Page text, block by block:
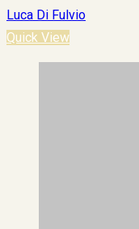
Luca Di Fulvio
Quick View